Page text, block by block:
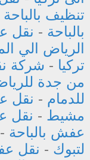
تنظيف بالباحة
بالباحة - نقل
الرياض الي
تركيا - شركة
من جدة
للدمام - نقل
مشيط - نقل
عفش بالباحة -
لتبوك - نقل